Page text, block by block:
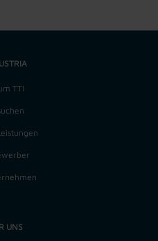
TTI
UNS